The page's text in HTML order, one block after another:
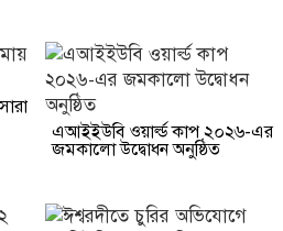
এআইইউবি ওয়ার্ল্ড কাপ ২০২৬-এর
জমকালো উদ্বোধন অনুষ্ঠিত